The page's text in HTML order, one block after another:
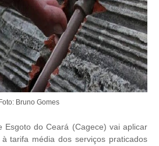
Foto: Bruno Gomes
Esgoto do Ceará (Cagece) vai aplicar
tarifa média dos serviços praticados